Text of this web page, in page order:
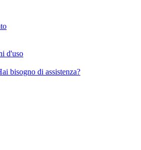
d'uso
bisogno di assistenza?